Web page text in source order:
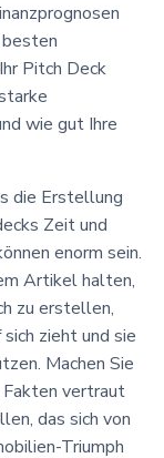
Pitch Deck
wie gut Ihre
die Erstellung
Zeit und
enorm sein.
Artikel halten,
zu erstellen,
zieht und sie
Machen Sie
Fakten vertraut
das sich von
Triumph